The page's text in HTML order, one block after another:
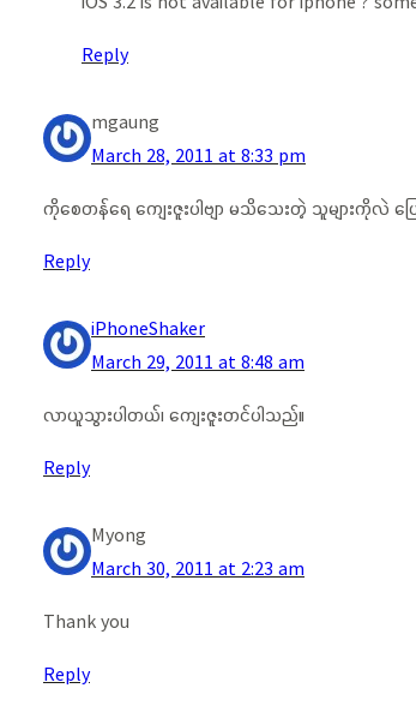
Reply
mgaung
March 28, 2011 at 8:33 pm
ကိုစေတန်ရေ ကျေးဇူးပါဗျာ မသိသေးတဲ့ သူများကိုလဲ ပြ
Reply
iPhoneShaker
March 29, 2011 at 8:48 am
လာယူသွားပါတယ်၊ ကျေးဇူးတင်ပါသည်။
Reply
Myong
March 30, 2011 at 2:23 am
Thank you
Reply